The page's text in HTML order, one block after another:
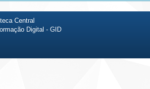
Central
Digital - GID